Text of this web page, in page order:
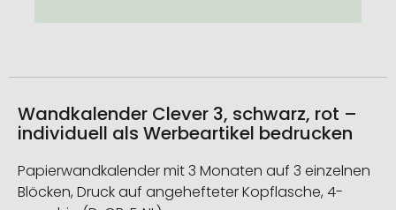
Wandkalender Clever 3, schwarz, rot –
individuell als Werbeartikel bedrucken
Papierwandkalender mit 3 Monaten auf 3 einzelnen
Blöcken, Druck auf angehefteter Kopflasche, 4-